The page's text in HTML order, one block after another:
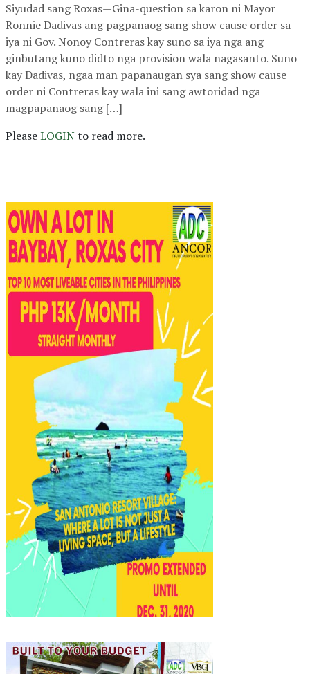
Siyudad sang Roxas—Gina-question sa karon ni Mayor
Ronnie Dadivas ang pagpanaog sang show cause order sa
iya ni Gov. Nonoy Contreras kay suno sa iya nga ang
ginbutang kuno didto nga provision wala nagasanto. Suno
kay Dadivas, ngaa man papanaugan sya sang show cause
order ni Contreras kay wala ini sang awtoridad nga
magpapanaog sang […]
PleaseLOGINto read more.